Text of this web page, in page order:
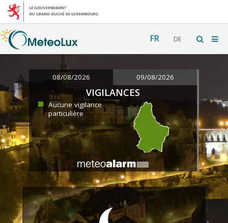
FR DE
08/08/2026 09/08/2026
VIGILANCES
Aucune vigilance
particulière